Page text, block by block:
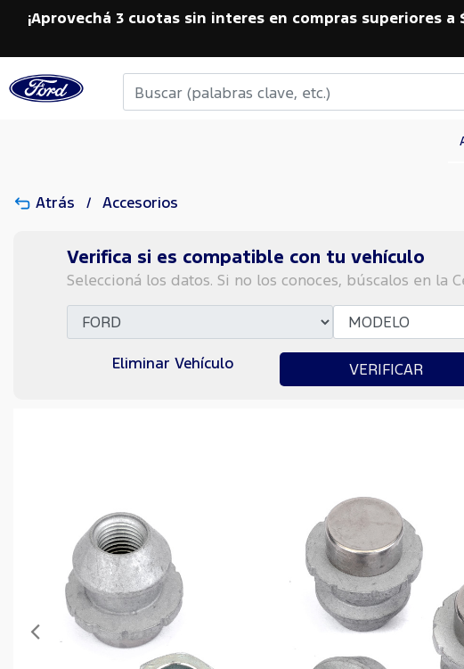
¡Aprovechá 3 cuotas sin interes en compras superiores a
Atrás Accesorios
Verifica si es compatible con tu vehículo
Seleccioná los datos. Si no los conoces, búscalos en la
Eliminar Vehículo VERIFICAR
Anterior